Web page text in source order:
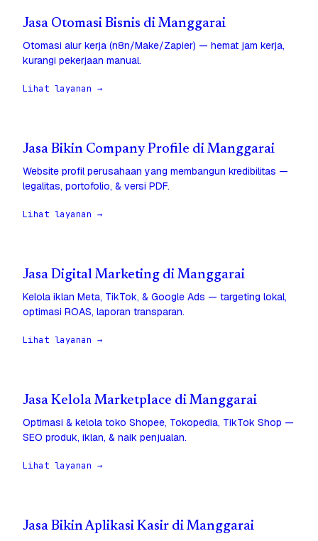
Jasa Otomasi Bisnis di Manggarai
Otomasi alur kerja (n8n/Make/Zapier) — hemat jam kerja,
kurangi pekerjaan manual.
Lihat layanan →
Jasa Bikin Company Profile di Manggarai
Website profil perusahaan yang membangun kredibilitas —
legalitas, portofolio, & versi PDF.
Lihat layanan →
Jasa Digital Marketing di Manggarai
Kelola iklan Meta, TikTok, & Google Ads — targeting lokal,
optimasi ROAS, laporan transparan.
Lihat layanan →
Jasa Kelola Marketplace di Manggarai
Optimasi & kelola toko Shopee, Tokopedia, TikTok Shop —
SEO produk, iklan, & naik penjualan.
Lihat layanan →
Jasa Bikin Aplikasi Kasir di Manggarai